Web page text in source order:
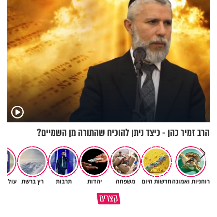
הרב זמיר כהן - כיצד ניתן להוכיח שהתורה מן השמיים?
רוחניות ואמונהחדשות היום משפחה יהדות תרבות רץ ברשת עולם
קצרים
הקשר בין סרטן השלפוחית לעישון